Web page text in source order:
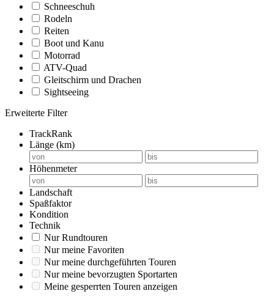
Schneeschuh
Rodeln
Reiten
Boot und Kanu
Motorrad
ATV-Quad
Gleitschirm und Drachen
Sightseeing
Erweiterte Filter
TrackRank
Länge (km)
Höhenmeter
Landschaft
Spaßfaktor
Kondition
Technik
Nur Rundtouren
Nur meine Favoriten
Nur meine durchgeführten Touren
Nur meine bevorzugten Sportarten
Meine gesperrten Touren anzeigen